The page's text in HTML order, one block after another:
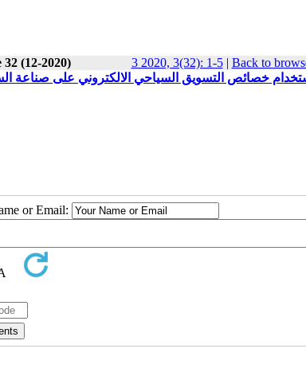
32 (12-2020) 3 2020, 3(32): 1-5| Back to
خصائص التسويق السياحي الالكتروني على صناعة
or Email: